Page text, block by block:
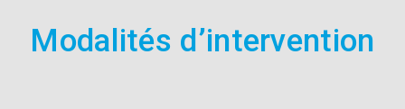
Modalités d’intervention